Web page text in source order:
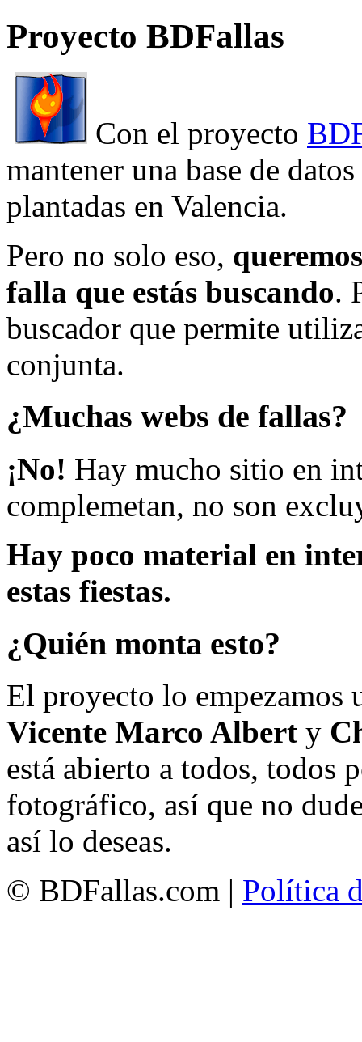
Proyecto BDFallas
Con el proyecto
mantener una base de
plantadas en Valencia.
Pero no solo eso,
falla que estás buscando.
buscador que permite
conjunta.
¿Muchas webs de fallas?
¡No! Hay mucho sitio en
complemetan, no son
Hay poco material en
estas fiestas.
¿Quién monta esto?
El proyecto lo empezamos
Vicente Marco Albert y
está abierto a todos, todos
fotográfico, así que no
así lo deseas.
© BDFallas.com | Política